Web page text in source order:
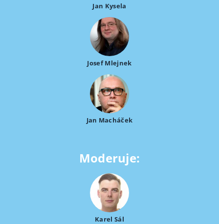
Jan Kysela
Josef Mlejnek
Jan Macháček
Moderuje:
Karel Sál